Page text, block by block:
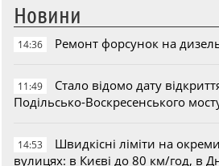
Новини
14:36 Ремонт форсунок на
11:49
Стало відомо дату
Подільсько-Воскресенського
14:53
Швидкісні ліміти на
вулицях: в Києві до 80 км/год, в